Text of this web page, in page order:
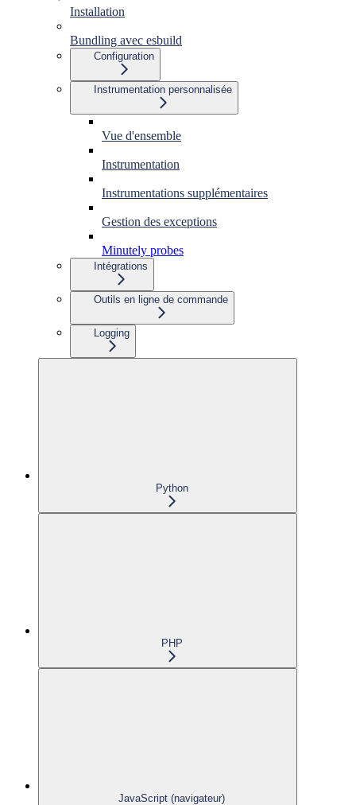
Installation
Bundling avec esbuild
Configuration
Instrumentation personnalisée
Vue d'ensemble
Instrumentation
Instrumentations supplémentaires
Gestion des exceptions
Minutely probes
Intégrations
Outils en ligne de commande
Logging
Python
PHP
JavaScript (navigateur)